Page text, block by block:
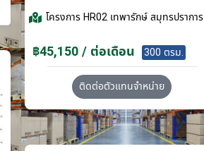
โครงการHR02 เทพารักษ์ สมุทรปราการ
฿45,150 / ต่อเดือน 300 ตรม.
ติดต่อตัวแทนจำหน่าย